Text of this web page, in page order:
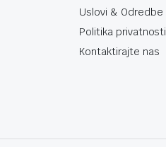
Uslovi & Odredbe
Politika privatnosti
Kontaktirajte nas